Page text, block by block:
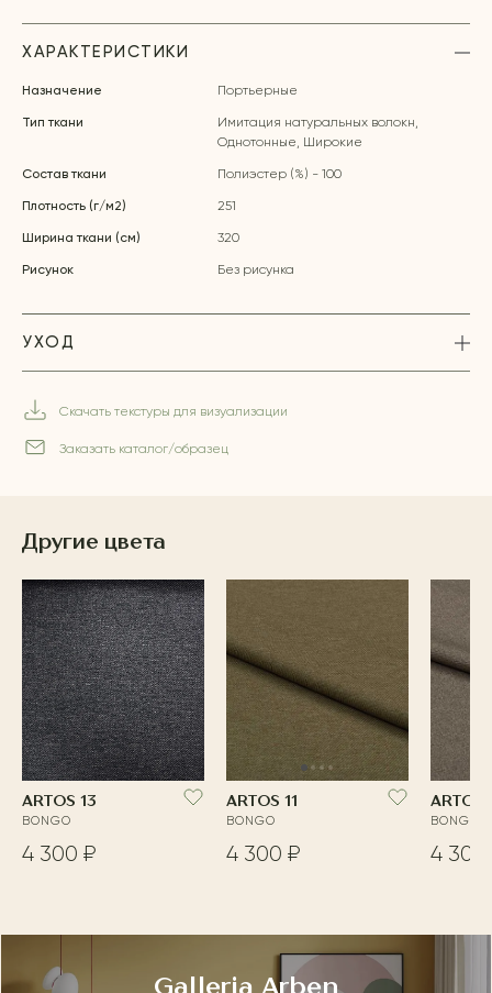
ХАРАКТЕРИСТИКИ
Назначение Портьерные
Тип ткани
Имитация натуральных волокн,
Однотонные, Широкие
Состав ткани Полиэстер (%) - 100
Плотность (г/м2) 251
Ширина ткани (см) 320
Рисунок Без рисунка
УХОД
Скачать текстуры для визуализации
Заказать каталог/образец
Другие цвета
ARTOS 13
BONGO
4 300 ₽
ARTOS 11
BONGO
4 300 ₽
ARTOS
BONGO
4 300
Galleria Arben